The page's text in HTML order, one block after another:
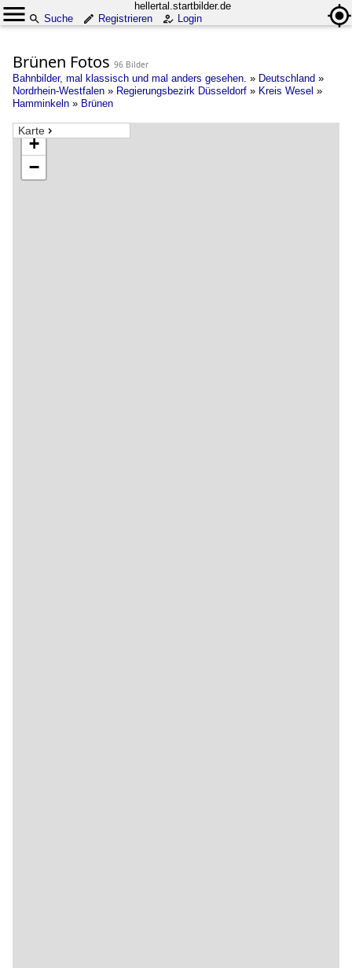
hellertal.startbilder.de
Suche
Registrieren Login
Brünen Fotos 96 Bilder
Bahnbilder, mal klassisch und mal anders gesehen. » Deutschland »
Nordrhein-Westfalen » Regierungsbezirk Düsseldorf » Kreis Wesel »
Hamminkeln » Brünen
Karte
+
−